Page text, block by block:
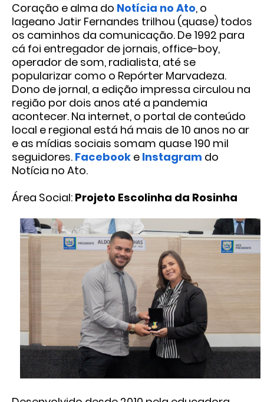
Coração e alma do Notícia no Ato, o
lageano Jatir Fernandes trilhou (quase) todos
os caminhos da comunicação. De 1992 para
cá foi entregador de jornais, office-boy,
operador de som, radialista, até se
popularizar como o Repórter Marvadeza.
Dono de jornal, a edição impressa circulou na
região por dois anos até a pandemia
acontecer. Na internet, o portal de conteúdo
local e regional está há mais de 10 anos no ar
e as mídias sociais somam quase 190 mil
seguidores. Facebook e Instagram do
Notícia no Ato.
Área Social: Projeto Escolinha da Rosinha